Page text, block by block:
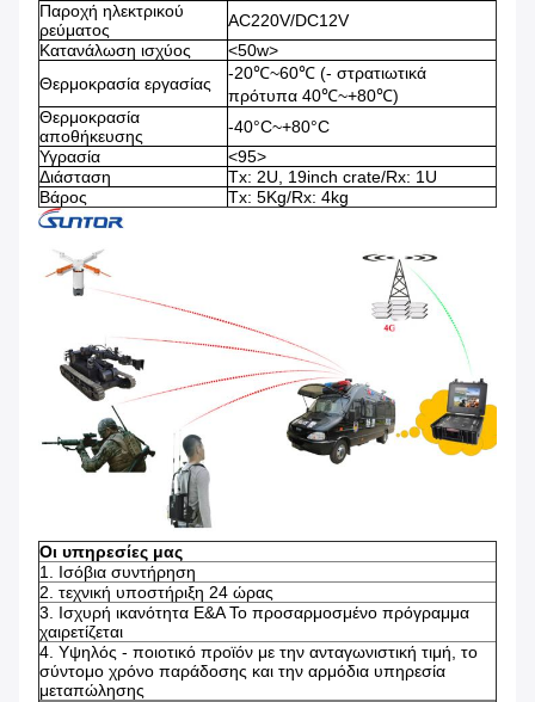
Παροχή ηλεκτρικού
ρεύματος
AC220V/DC12V
Κατανάλωση ισχύος
<50w>
Θερμοκρασία εργασίας
-20℃~60℃ (- στρατιωτικά
πρότυπα 40℃~+80℃)
Θερμοκρασία
αποθήκευσης
-40°C~+80°C
Υγρασία
<95>
Διάσταση
Tx: 2U, 19inch crate/Rx: 1U
Βάρος
Tx: 5Kg/Rx: 4kg
Οι υπηρεσίες μας
1. Ισόβια συντήρηση
2. τεχνική υποστήριξη 24 ώρας
3. Ισχυρή ικανότητα Ε&Α Το προσαρμοσμένο πρόγραμμα
χαιρετίζεται
4. Υψηλός - ποιοτικό προϊόν με την ανταγωνιστική τιμή, το
σύντομο χρόνο παράδοσης και την αρμόδια υπηρεσία
μεταπώλησης